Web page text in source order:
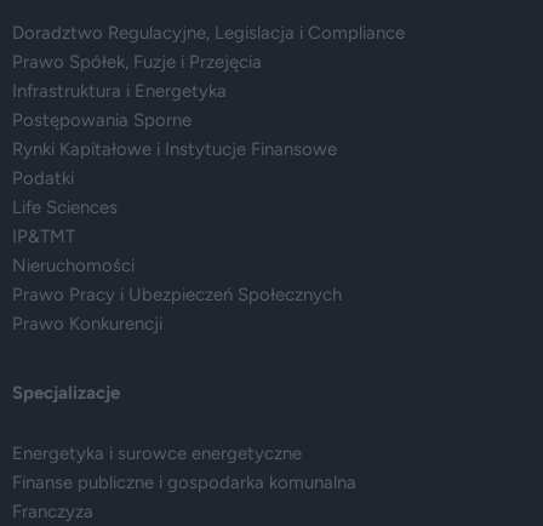
Doradztwo Regulacyjne, Legislacja i Compliance
Prawo Spółek, Fuzje i Przejęcia
Infrastruktura i Energetyka
Postępowania Sporne
Rynki Kapitałowe i Instytucje Finansowe
Podatki
Life Sciences
IP&TMT
Nieruchomości
Prawo Pracy i Ubezpieczeń Społecznych
Prawo Konkurencji
Specjalizacje
Energetyka i surowce energetyczne
Finanse publiczne i gospodarka komunalna
Franczyza